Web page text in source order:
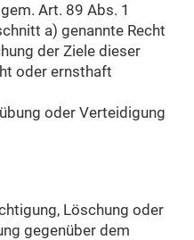
Art. 89 Abs. 1
a) genannte Recht
der Ziele dieser
oder ernsthaft
oder Verteidigung
Löschung oder
gegenüber dem